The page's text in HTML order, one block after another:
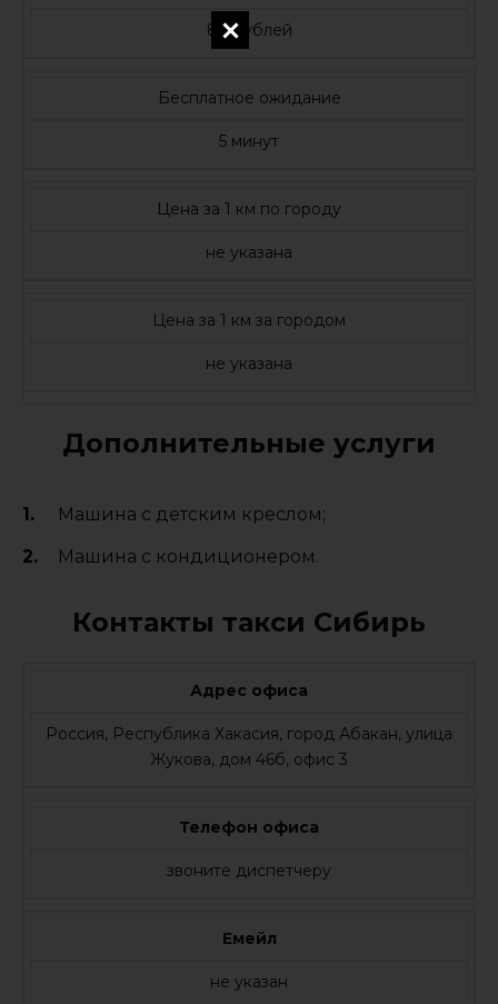
80 рублей
Бесплатное ожидание
5 минут
Цена за 1 км по городу
не указана
Цена за 1 км за городом
не указана
Дополнительные услуги
Машина с детским креслом;
Машина с кондиционером.
Контакты такси Сибирь
Адрес офиса
Россия, Республика Хакасия, город Абакан, улица
Жукова, дом 46б, офис 3
Телефон офиса
звоните диспетчеру
Емейл
не указан